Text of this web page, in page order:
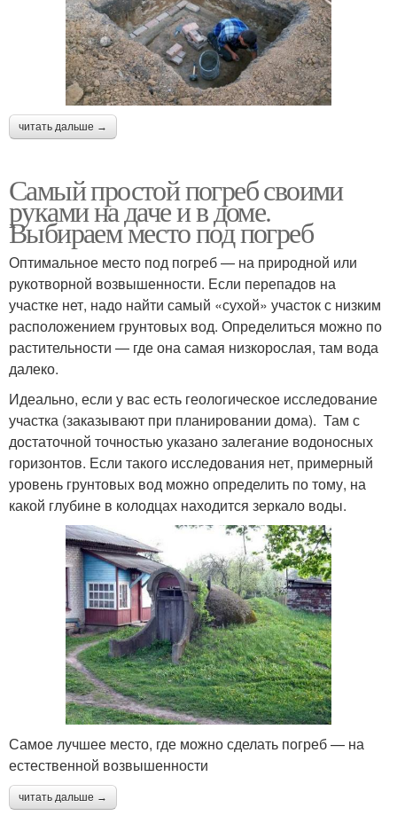
читать дальше →
Самый простой погреб своими
руками на даче и в доме.
Выбираем место под погреб
Оптимальное место под погреб — на природной или
рукотворной возвышенности. Если перепадов на
участке нет, надо найти самый «сухой» участок с низким
расположением грунтовых вод. Определиться можно по
растительности — где она самая низкорослая, там вода
далеко.
Идеально, если у вас есть геологическое исследование
участка (заказывают при планировании дома). Там с
достаточной точностью указано залегание водоносных
горизонтов. Если такого исследования нет, примерный
уровень грунтовых вод можно определить по тому, на
какой глубине в колодцах находится зеркало воды.
Самое лучшее место, где можно сделать погреб — на
естественной возвышенности
читать дальше →